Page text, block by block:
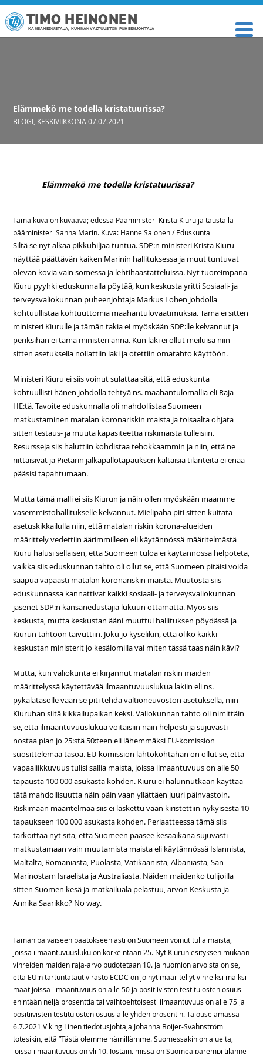
TIMO HEINONEN
KANSANEDUSTAJA, KUNNANVALTUUSTON PUHEENJOHTAJA
Elämmekö me todella kristatuurissa?
BLOGI KESKIVIIKKONA 07.07.2021
Elämmekö me todella kristatuurissa?
Tämä kuva on kuvaava; edessä Pääministeri Krista Kiuru ja taustalla
pääministeri Sanna Marin. Kuva: Hanne Salonen / Eduskunta
Siltä se nyt alkaa pikkuhiljaa tuntua. SDP:n ministeri Krista Kiuru
näyttää päättävän kaiken Marinin hallituksessa ja muut tuntuvat
olevan kovia vain somessa ja lehtihaastatteluissa. Nyt tuoreimpana
Kiuru pyyhki eduskunnalla pöytää, kun keskusta yritti Sosiaali- ja
terveysvaliokunnan puheenjohtaja Markus Lohen johdolla
kohtuullistaa kohtuuttomia maahantulovaatimuksia. Tämä ei sitten
ministeri Kiurulle ja tämän takia ei myöskään SDP:lle kelvannut ja
periksihän ei tämä ministeri anna. Kun laki ei ollut meiluisa niin
sitten asetuksella nollattiin laki ja otettiin omatahto käyttöön.
Ministeri Kiuru ei siis voinut sulattaa sitä, että eduskunta
kohtuullisti hänen johdolla tehtyä ns. maahantulomallia eli Raja-
HE:tä. Tavoite eduskunnalla oli mahdollistaa Suomeen
matkustaminen matalan koronariskin maista ja toisaalta ohjata
sitten testaus- ja muuta kapasiteettiä riskimaista tulleisiin.
Resursseja siis haluttiin kohdistaa tehokkaammin ja niin, että ne
riittäisivät ja Pietarin jalkapallotapauksen kaltaisia tilanteita ei enää
pääsisi tapahtumaan.
Mutta tämä malli ei siis Kiurun ja näin ollen myöskään maamme
vasemmistohallitukselle kelvannut. Mielipaha piti sitten kuitata
asetuskikkailulla niin, että matalan riskin korona-alueiden
määrittely vedettiin äärimmilleen eli käytännössä määritelmästä
Kiuru halusi sellaisen, että Suomeen tuloa ei käytännössä helpoteta,
vaikka siis eduskunnan tahto oli ollut se, että Suomeen pitäisi voida
saapua vapaasti matalan koronariskin maista. Muutosta siis
eduskunnassa kannattivat kaikki sosiaali- ja terveysvaliokunnan
jäsenet SDP:n kansanedustajia lukuun ottamatta. Myös siis
keskusta, mutta keskustan ääni muuttui hallituksen pöydässä ja
Kiurun tahtoon taivuttiin. Joku jo kyselikin, että oliko kaikki
keskustan ministerit jo kesälomilla vai miten tässä taas näin kävi?
Mutta, kun valiokunta ei kirjannut matalan riskin maiden
määrittelyssä käytettävää ilmaantuvuuslukua lakiin eli ns.
pykälätasolle vaan se piti tehdä valtioneuvoston asetuksella, niin
Kiuruhan siitä kikkailupaikan keksi. Valiokunnan tahto oli nimittäin
se, että ilmaantuvuuslukua voitaisiin näin helposti ja sujuvasti
nostaa pian jo 25:stä 50:teen eli lähemmäksi EU-komission
suosittelemaa tasoa. EU-komission lähtökohtahan on ollut se, että
vapaaliikkuvuus tulisi sallia maista, joissa ilmaantuvuus on alle 50
tapausta 100 000 asukasta kohden. Kiuru ei halunnutkaan käyttää
tätä mahdollisuutta näin päin vaan yllättäen juuri päinvastoin.
Riskimaan määritelmää siis ei laskettu vaan kiristettiin nykyisestä 10
tapaukseen 100 000 asukasta kohden. Periaatteessa tämä siis
tarkoittaa nyt sitä, että Suomeen pääsee kesäaikana sujuvasti
matkustamaan vain muutamista maista eli käytännössä Islannista,
Maltalta, Romaniasta, Puolasta, Vatikaanista, Albaniasta, San
Marinostam Israelista ja Australiasta. Näiden maidenko tulijoilla
sitten Suomen kesä ja matkailuala pelastuu, arvon Keskusta ja
Annika Saarikko? No way.
Tämän päiväiseen päätökseen asti on Suomeen voinut tulla maista,
joissa ilmaantuvuusluku on korkeintaan 25. Nyt Kiurun esityksen mukaan
vihreiden maiden raja-arvo pudotetaan 10. Ja huomion arvoista on se,
että EU:n tartuntatautivirasto ECDC on jo nyt määritellyt vihreiksi maiksi
maat joissa ilmaantuvuus on alle 50 ja positiivisten testitulosten osuus
enintään neljä prosenttia tai vaihtoehtoisesti ilmaantuvuus on alle 75 ja
positiivisten testitulosten osuus alle yhden prosentin. Talouselämässä
6.7.2021 Viking Linen tiedotusjohtaja Johanna Boijer-Svahnström
totesikin, että ”Tästä olemme hämillämme. Suomessakin on alueita,
joissa ilmaantuvuus on yli 10. Jostain, missä on Suomea parempi tilanne